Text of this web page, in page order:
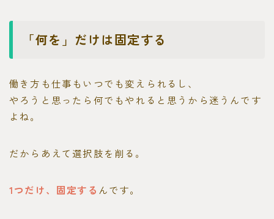
「何を」だけは固定する
働き方も仕事もいつでも変えられるし、
やろうと思ったら何でもやれると思うから迷うんです
よね。
だからあえて選択肢を削る。
1つだけ、固定する んです。